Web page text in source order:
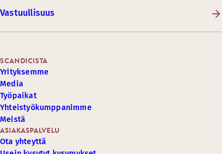
Vastuullisuus
ASIAKASPALVELU
Ota yhteyttä
SCANDICISTA
Yrityksemme
Media
Työpaikat
Yhteistyökumppanimme
Meistä